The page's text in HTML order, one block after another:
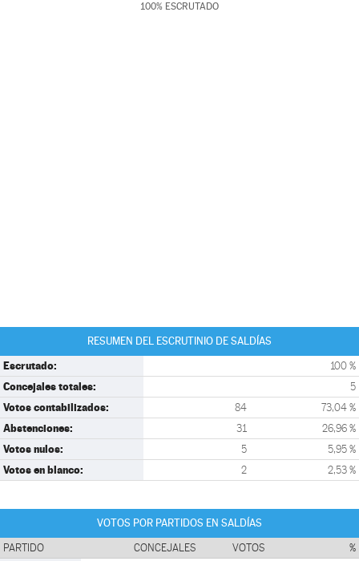
100% ESCRUTADO
RESUMEN DEL ESCRUTINIO DE SALDÍAS
Escrutado: 100 %
Concejales totales: 5
Votos contabilizados: 84 73,04 %
Abstenciones: 31 26,96 %
Votos nulos: 5 5,95 %
Votos en blanco: 2 2,53 %
VOTOS POR PARTIDOS EN SALDÍAS
PARTIDO CONCEJALES VOTOS %